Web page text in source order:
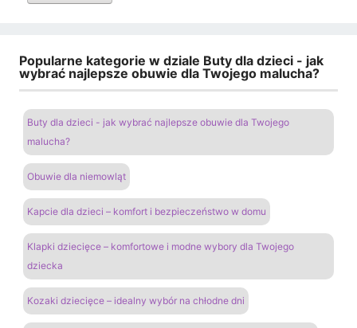
Popularne kategorie w dziale Buty dla dzieci - jak
wybrać najlepsze obuwie dla Twojego malucha?
Buty dla dzieci - jak wybrać najlepsze obuwie dla Twojego
malucha?
Obuwie dla niemowląt
Kapcie dla dzieci – komfort i bezpieczeństwo w domu
Klapki dziecięce – komfortowe i modne wybory dla Twojego
dziecka
Kozaki dziecięce – idealny wybór na chłodne dni